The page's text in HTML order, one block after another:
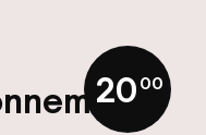
20,00